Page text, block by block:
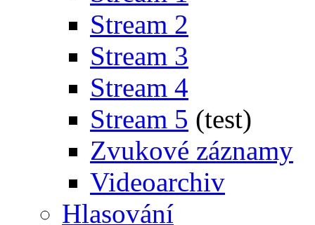
Stream 2
Stream 3
Stream 4
Stream 5 (test)
Zvukové záznamy
Videoarchiv
Hlasování